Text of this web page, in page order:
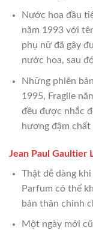
Nước hoa đầu
năm 1993 với
phụ nữ đã gây
nước hoa, sau
Những phiên
1995, Fragile
đều được nhắc
hương đậm
Jean Paul Gaultier
Thật dễ dàng
Parfum có thể
bản thân chỉnh
Một ngày mới